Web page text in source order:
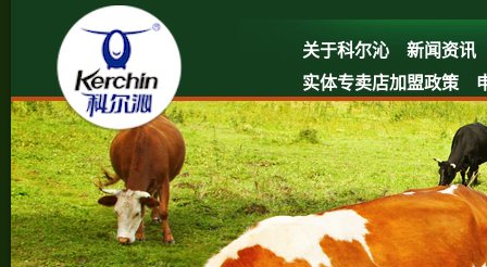
关于科尔沁
新闻资讯
实体专卖店加盟政策